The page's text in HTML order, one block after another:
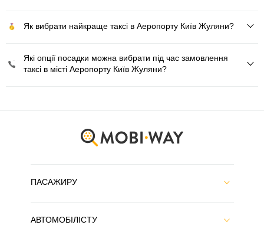
Як вибрати найкраще таксі в Аеропорту Київ Жуляни?
Які опції посадки можна вибрати під час замовлення
таксі в місті Аеропорту Київ Жуляни?
ПАСАЖИРУ
АВТОМОБІЛІСТУ